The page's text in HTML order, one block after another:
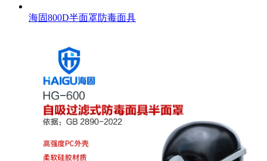
海固800D半面罩防毒面具